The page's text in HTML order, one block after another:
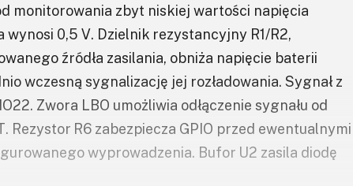
monitorowania zbyt niskiej wartości napięcia
wynosi 0,5 V. Dzielnik rezystancyjny R1/R2,
źródła zasilania, obniża napięcie baterii
wczesną sygnalizację jej rozładowania. Sygnał z
Zwora LBO umożliwia odłączenie sygnału od
Rezystor R6 zabezpiecza GPIO przed ewentualnymi
wyprowadzenia. Bufor U2 zasila diodę